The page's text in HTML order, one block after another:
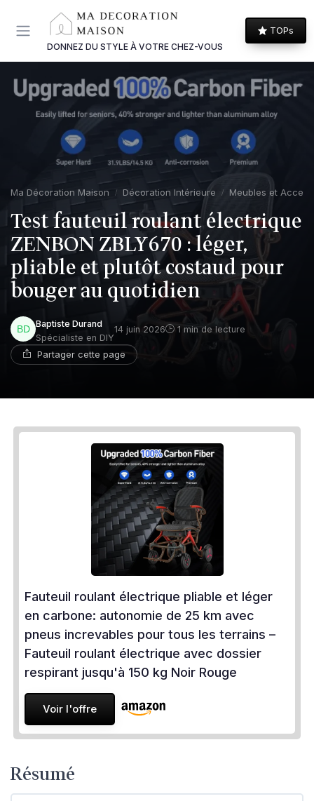
DONNEZ DU STYLE À VOTRE CHEZ-VOUS
TOPs
Ma Décoration Maison Décoration Intérieure Meubles et
Test fauteuil roulant électrique
ZENBON ZBLY670 : léger,
pliable et plutôt costaud pour
bouger au quotidien
Baptiste Durand
Spécialiste en DIY
14 juin 2026 1 min de lecture
Partager cette page
Fauteuil roulant électrique pliable et léger
en carbone: autonomie de 25 km avec
pneus increvables pour tous les terrains –
Fauteuil roulant électrique avec dossier
respirant jusqu'à 150 kg Noir Rouge
Voir l'offre
Résumé
Panneau de gestion des cookies